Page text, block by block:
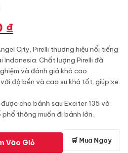
₫
hiện
tại
là:
915.000 ₫.
City, Pirelli thương hiệu nổi tiếng
Chất lượng Pirelli đã
và đánh giá khá cao.
độ bền và cao su khá tốt, giúp xe
cho bánh sau Exciter 135 và
thông muốn đi bánh lớn.
Vào Giỏ 🛒 Mua Ngay